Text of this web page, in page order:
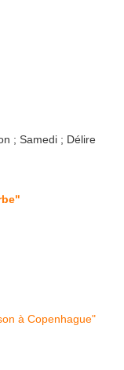
; Samedi ; Délire
à Copenhague"